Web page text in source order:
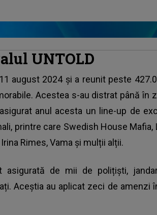
UNTOLD
august 2024 și a reunit peste
Acestea s-au distrat până în
anul acesta un line-up de
printre care Swedish House Mafia,
Rimes, Vama și mulții alții.
asigurată de mii de polițiști,
Aceștia au aplicat zeci de amenzi